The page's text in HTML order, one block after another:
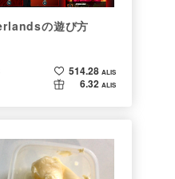
の遊び方
514.28 ALIS
6.32 ALIS